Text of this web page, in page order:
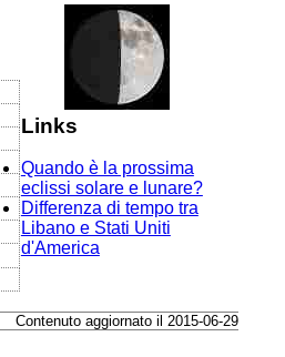
Links
Quando è la prossima
eclissi solare e lunare?
Differenza di tempo tra
Libano e Stati Uniti
d'America
Contenuto aggiornato il 2015-06-29